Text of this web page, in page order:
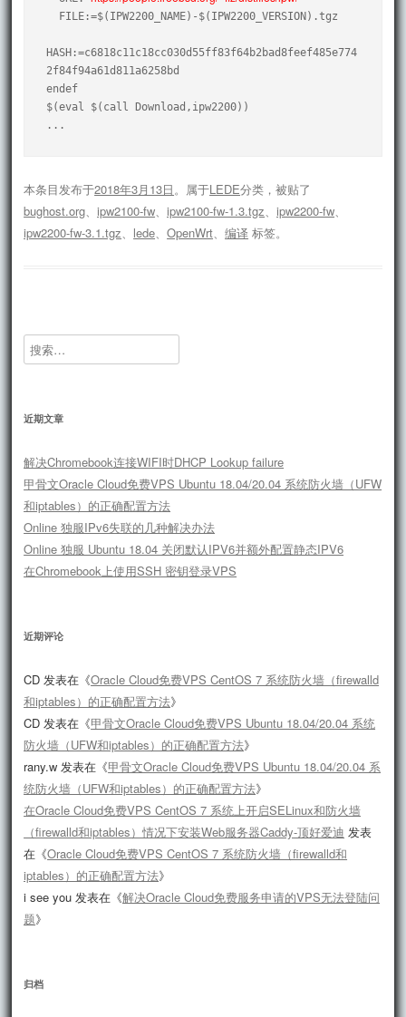
HASH:=c6818c11c18cc030d55ff83f64b2bad8feef485e774
2f84f94a61d811a6258bd
endef
$(eval $(call Download,ipw2200))
...
本条目发布于2018年3月13日 。属于LEDE分类，被贴了
bughost.org 、ipw2100-fw 、ipw2100-fw-1.3.tgz 、ipw2200-fw
ipw2200-fw-3.1.tgz
lede 、OpenWrt 、编译 标签。
搜
索：
近期文章
解决Chromebook连接WIFI时DHCP Lookup failure
甲骨文Oracle Cloud免费VPS Ubuntu 18.04/20.04 系统防火墙（UFW
和iptables）的正确配置方法
Online 独服IPv6失联的几种解决办法
Online 独服 Ubuntu 18.04 关闭默认IPV6并额外配置静态IPV6
在Chromebook上使用SSH 密钥登录VPS
近期评论
CD 发表在《Oracle Cloud免费VPS CentOS 7 系统防火墙（firewalld
和iptables）的正确配置方法》
CD 发表在《甲骨文Oracle Cloud免费VPS Ubuntu 18.04/20.04 系统
防火墙（UFW和iptables）的正确配置方法》
rany.w 发表在《甲骨文Oracle Cloud免费VPS Ubuntu 18.04/20.04 系
统防火墙（UFW和iptables）的正确配置方法》
在Oracle Cloud免费VPS CentOS 7 系统上开启SELinux和防火墙
（firewalld和iptables）情况下安装Web服务器Caddy-顶好爱迪 发表
在《Oracle Cloud免费VPS CentOS 7 系统防火墙（firewalld和
iptables）的正确配置方法》
i see you 发表在《解决Oracle Cloud免费服务申请的VPS无法登陆问
题》
归档